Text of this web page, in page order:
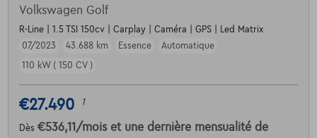
Volkswagen Golf
R-Line | 1.5 TSI 150cv | Carplay | Caméra | GPS | Led Matrix
07/2023
43.688 km Essence
Automatique
110 kW ( 150 CV )
€27.490 1
Dès €536,11 /mois et une dernière mensualité de